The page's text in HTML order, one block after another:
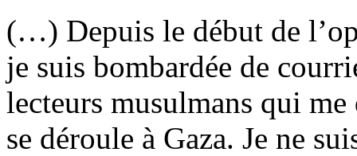
(…) Depuis le début de
je suis bombardée de
lecteurs musulmans qui
se déroule à Gaza. Je ne